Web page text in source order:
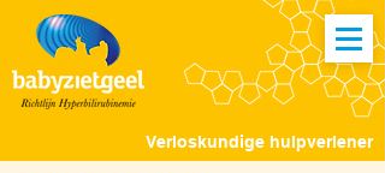
Verloskundige hulpverlener